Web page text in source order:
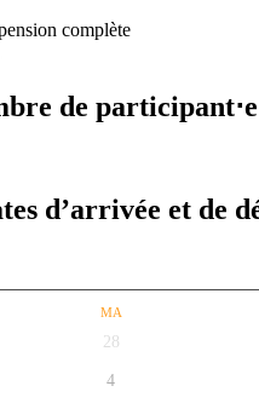
complète
de
d’arrivée et de
MA
28
4